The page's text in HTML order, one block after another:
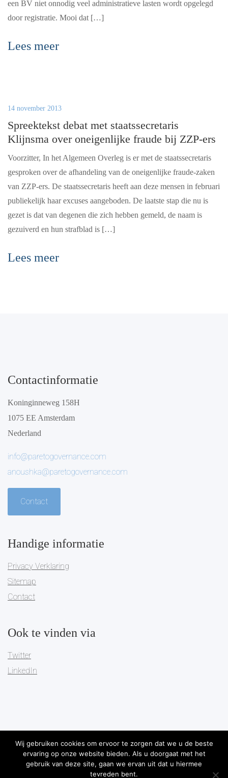
een BV niet onnodig veel administratieve lasten wordt opgelegd
door registratie. Mooi dat […]
Lees meer
14 november 2013
Spreektekst debat met staatssecretaris
Klijnsma over oneigenlijke fraude bij ZZP-ers
Voorzitter, In het Algemeen Overleg is er met de staatssecretaris
gesproken over de afhandeling van de oneigenlijke fraude-zaken
van ZZP-ers. De staatssecretaris heeft aan deze mensen in februari
publiekelijk haar excuses aangeboden. De laatste stap die nu is
gezet is dat van degenen die zich hebben gemeld, de naam is
gezuiverd en hun strafblad is […]
Lees meer
Contactinformatie
Koninginneweg 158H
1075 EE Amsterdam
Nederland
info@paretogovernance.com
anoushka@paretogovernance.com
Contact
Handige informatie
Privacy Verklaring
Sitemap
Contact
Ook te vinden via
Twitter
LinkedIn
Copyright 2019 Pareto Governance -Algemene Voorwaarden
Wij gebruiken cookies om ervoor te zorgen dat we u de beste
ervaring op onze website bieden. Als u doorgaat met het
gebruik van deze site, gaan we ervan uit dat u hiermee
tevreden bent.